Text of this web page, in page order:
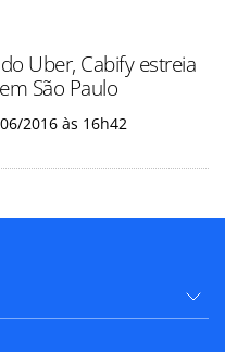
Uber, Cabify estreia
São Paulo
2016 às 16h42